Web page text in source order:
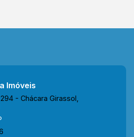
Imóveis
- Chácara Girassol,